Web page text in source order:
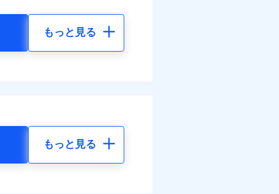
もっと見る
もっと見る